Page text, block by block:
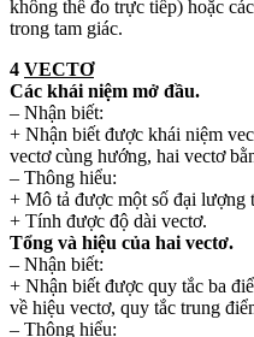
không thể đo trực tiếp) hoặc
trong tam giác.
4 VECTƠ
Các khái niệm mở đầu.
– Nhận biết:
+ Nhận biết được khái niệm
vectơ cùng hướng, hai vectơ
– Thông hiểu:
+ Mô tả được một số đại lượng
+ Tính được độ dài vectơ.
Tổng và hiệu của hai vectơ.
– Nhận biết:
+ Nhận biết được quy tắc ba
về hiệu vectơ, quy tắc trung
– Thông hiểu: